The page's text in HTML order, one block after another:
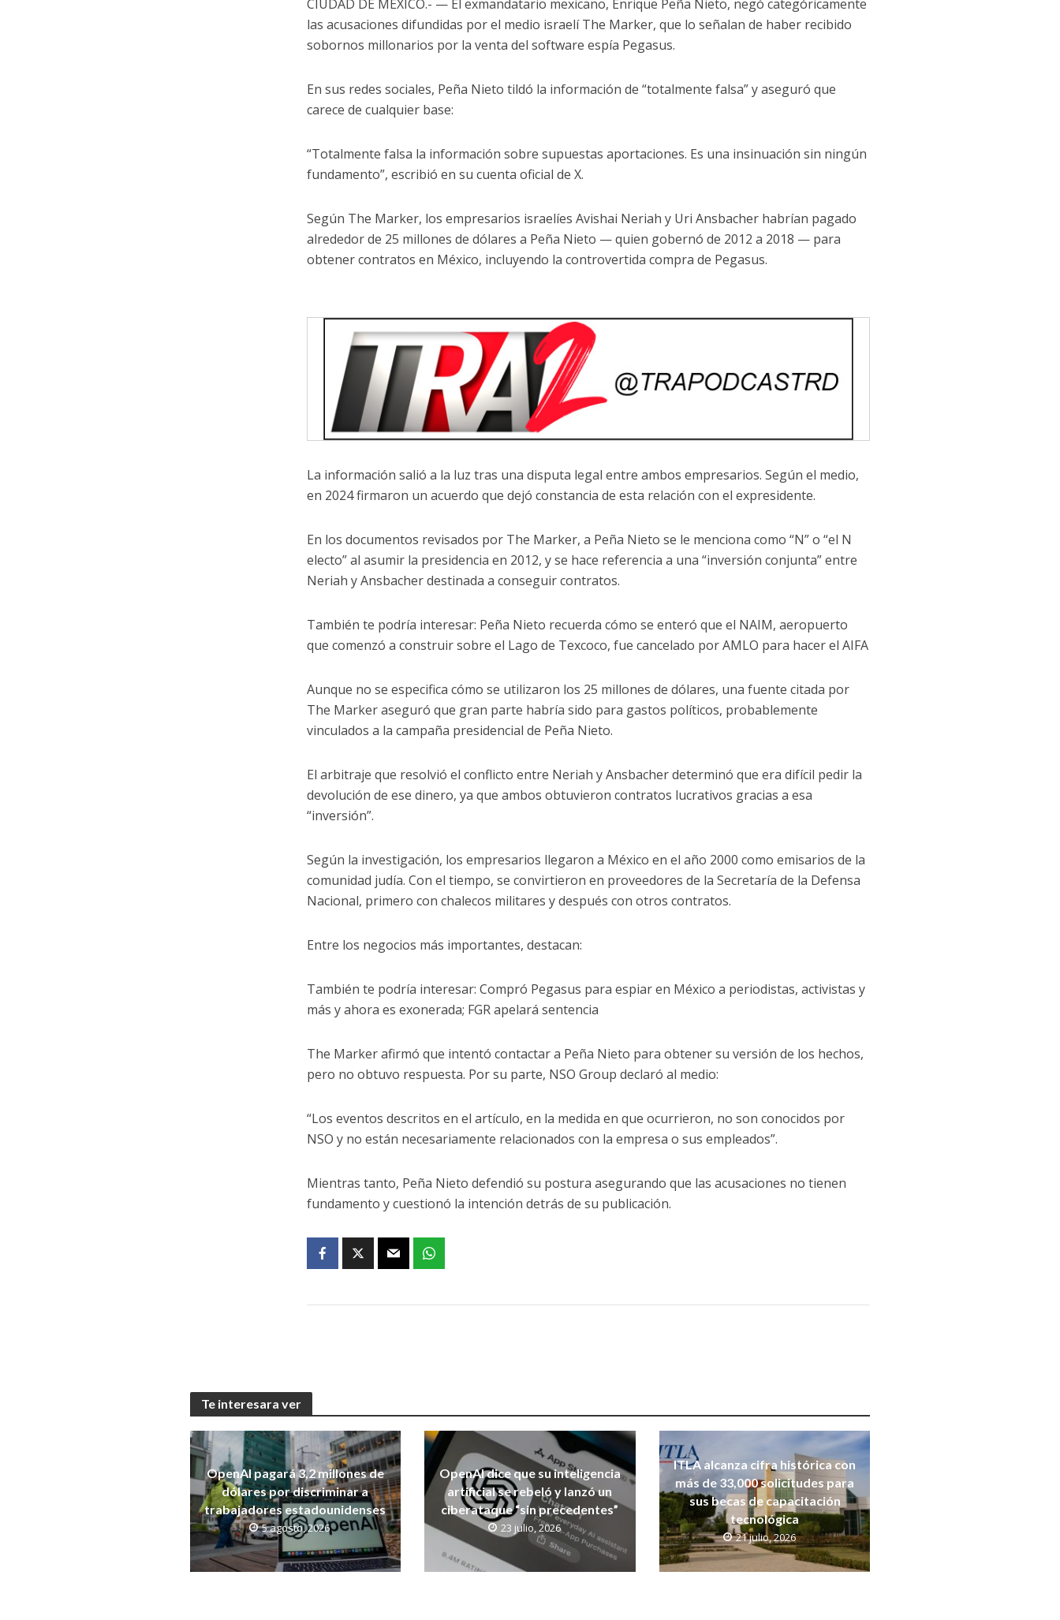
CIUDAD DE MÉXICO.- — El exmandatario mexicano, Enrique Peña Nieto, negó categóricamente
las acusaciones difundidas por el medio israelí The Marker, que lo señalan de haber recibido
sobornos millonarios por la venta del software espía Pegasus.
En sus redes sociales, Peña Nieto tildó la información de “totalmente falsa” y aseguró que
carece de cualquier base:
“Totalmente falsa la información sobre supuestas aportaciones. Es una insinuación sin ningún
fundamento”, escribió en su cuenta oficial de X.
Según The Marker, los empresarios israelíes Avishai Neriah y Uri Ansbacher habrían pagado
alrededor de 25 millones de dólares a Peña Nieto — quien gobernó de 2012 a 2018 — para
obtener contratos en México, incluyendo la controvertida compra de Pegasus.
La información salió a la luz tras una disputa legal entre ambos empresarios. Según el medio,
en 2024 firmaron un acuerdo que dejó constancia de esta relación con el expresidente.
En los documentos revisados por The Marker, a Peña Nieto se le menciona como “N” o “el N
electo” al asumir la presidencia en 2012, y se hace referencia a una “inversión conjunta” entre
Neriah y Ansbacher destinada a conseguir contratos.
También te podría interesar: Peña Nieto recuerda cómo se enteró que el NAIM, aeropuerto
que comenzó a construir sobre el Lago de Texcoco, fue cancelado por AMLO para hacer el AIFA
Aunque no se especifica cómo se utilizaron los 25 millones de dólares, una fuente citada por
The Marker aseguró que gran parte habría sido para gastos políticos, probablemente
vinculados a la campaña presidencial de Peña Nieto.
El arbitraje que resolvió el conflicto entre Neriah y Ansbacher determinó que era difícil pedir la
devolución de ese dinero, ya que ambos obtuvieron contratos lucrativos gracias a esa
“inversión”.
Según la investigación, los empresarios llegaron a México en el año 2000 como emisarios de la
comunidad judía. Con el tiempo, se convirtieron en proveedores de la Secretaría de la Defensa
Nacional, primero con chalecos militares y después con otros contratos.
Entre los negocios más importantes, destacan:
También te podría interesar: Compró Pegasus para espiar en México a periodistas, activistas y
más y ahora es exonerada; FGR apelará sentencia
The Marker afirmó que intentó contactar a Peña Nieto para obtener su versión de los hechos,
pero no obtuvo respuesta. Por su parte, NSO Group declaró al medio:
“Los eventos descritos en el artículo, en la medida en que ocurrieron, no son conocidos por
NSO y no están necesariamente relacionados con la empresa o sus empleados”.
Mientras tanto, Peña Nieto defendió su postura asegurando que las acusaciones no tienen
fundamento y cuestionó la intención detrás de su publicación.
Te interesara ver
OpenAI pagará 3,2 millones de
dólares por discriminar a
trabajadores estadounidenses
5 agosto, 2026
OpenAI dice que su inteligencia
artificial se rebeló y lanzó un
ciberataque “sin precedentes”
23 julio, 2026
ITLA alcanza cifra histórica con
más de 33,000 solicitudes para
sus becas de capacitación
tecnológica
21 julio, 2026